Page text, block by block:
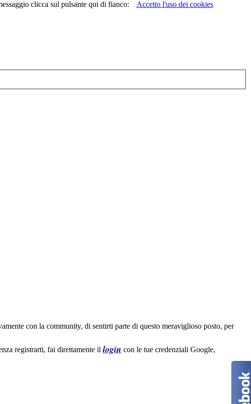
clicca sul pulsante qui di fianco: Accetto l'uso dei cookies
con la community, di sentirti parte di questo meraviglioso posto, per
registrarti, fai direttamente il login con le tue credenziali Google,